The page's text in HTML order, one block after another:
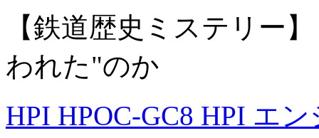
【鉄道歴史ミステリー
われた"のか
HPI HPOC-GC8 HPI エ